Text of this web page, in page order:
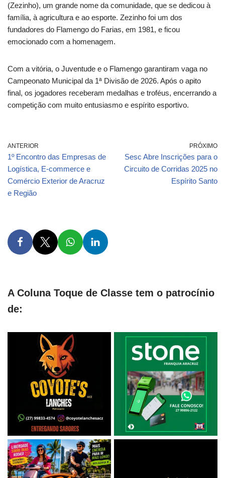
(Zezinho), um grande nome da comunidade, que se dedicou à
família, à agricultura e ao esporte. Zezinho foi um dos
fundadores do Flamengo do Farias, em 1981, e ficou
emocionado com a homenagem.
Com a vitória, o Juventude e o Flamengo garantiram vaga no
Campeonato Municipal da 1ª Divisão de 2026. Após o apito
final, os jogadores receberam medalhas e troféus, encerrando a
competição com muito entusiasmo e espírito esportivo.
ANTERIOR
1º Encontro das Empresas de
Logística, E-commerce e
Comércio Exterior de Aracruz
e Região
PRÓXIMO
Sesc Abre Inscrições para o
Circuito de Corridas 2025 no
Espírito Santo
A Coluna Toque de Classe tem o patrocínio
de: